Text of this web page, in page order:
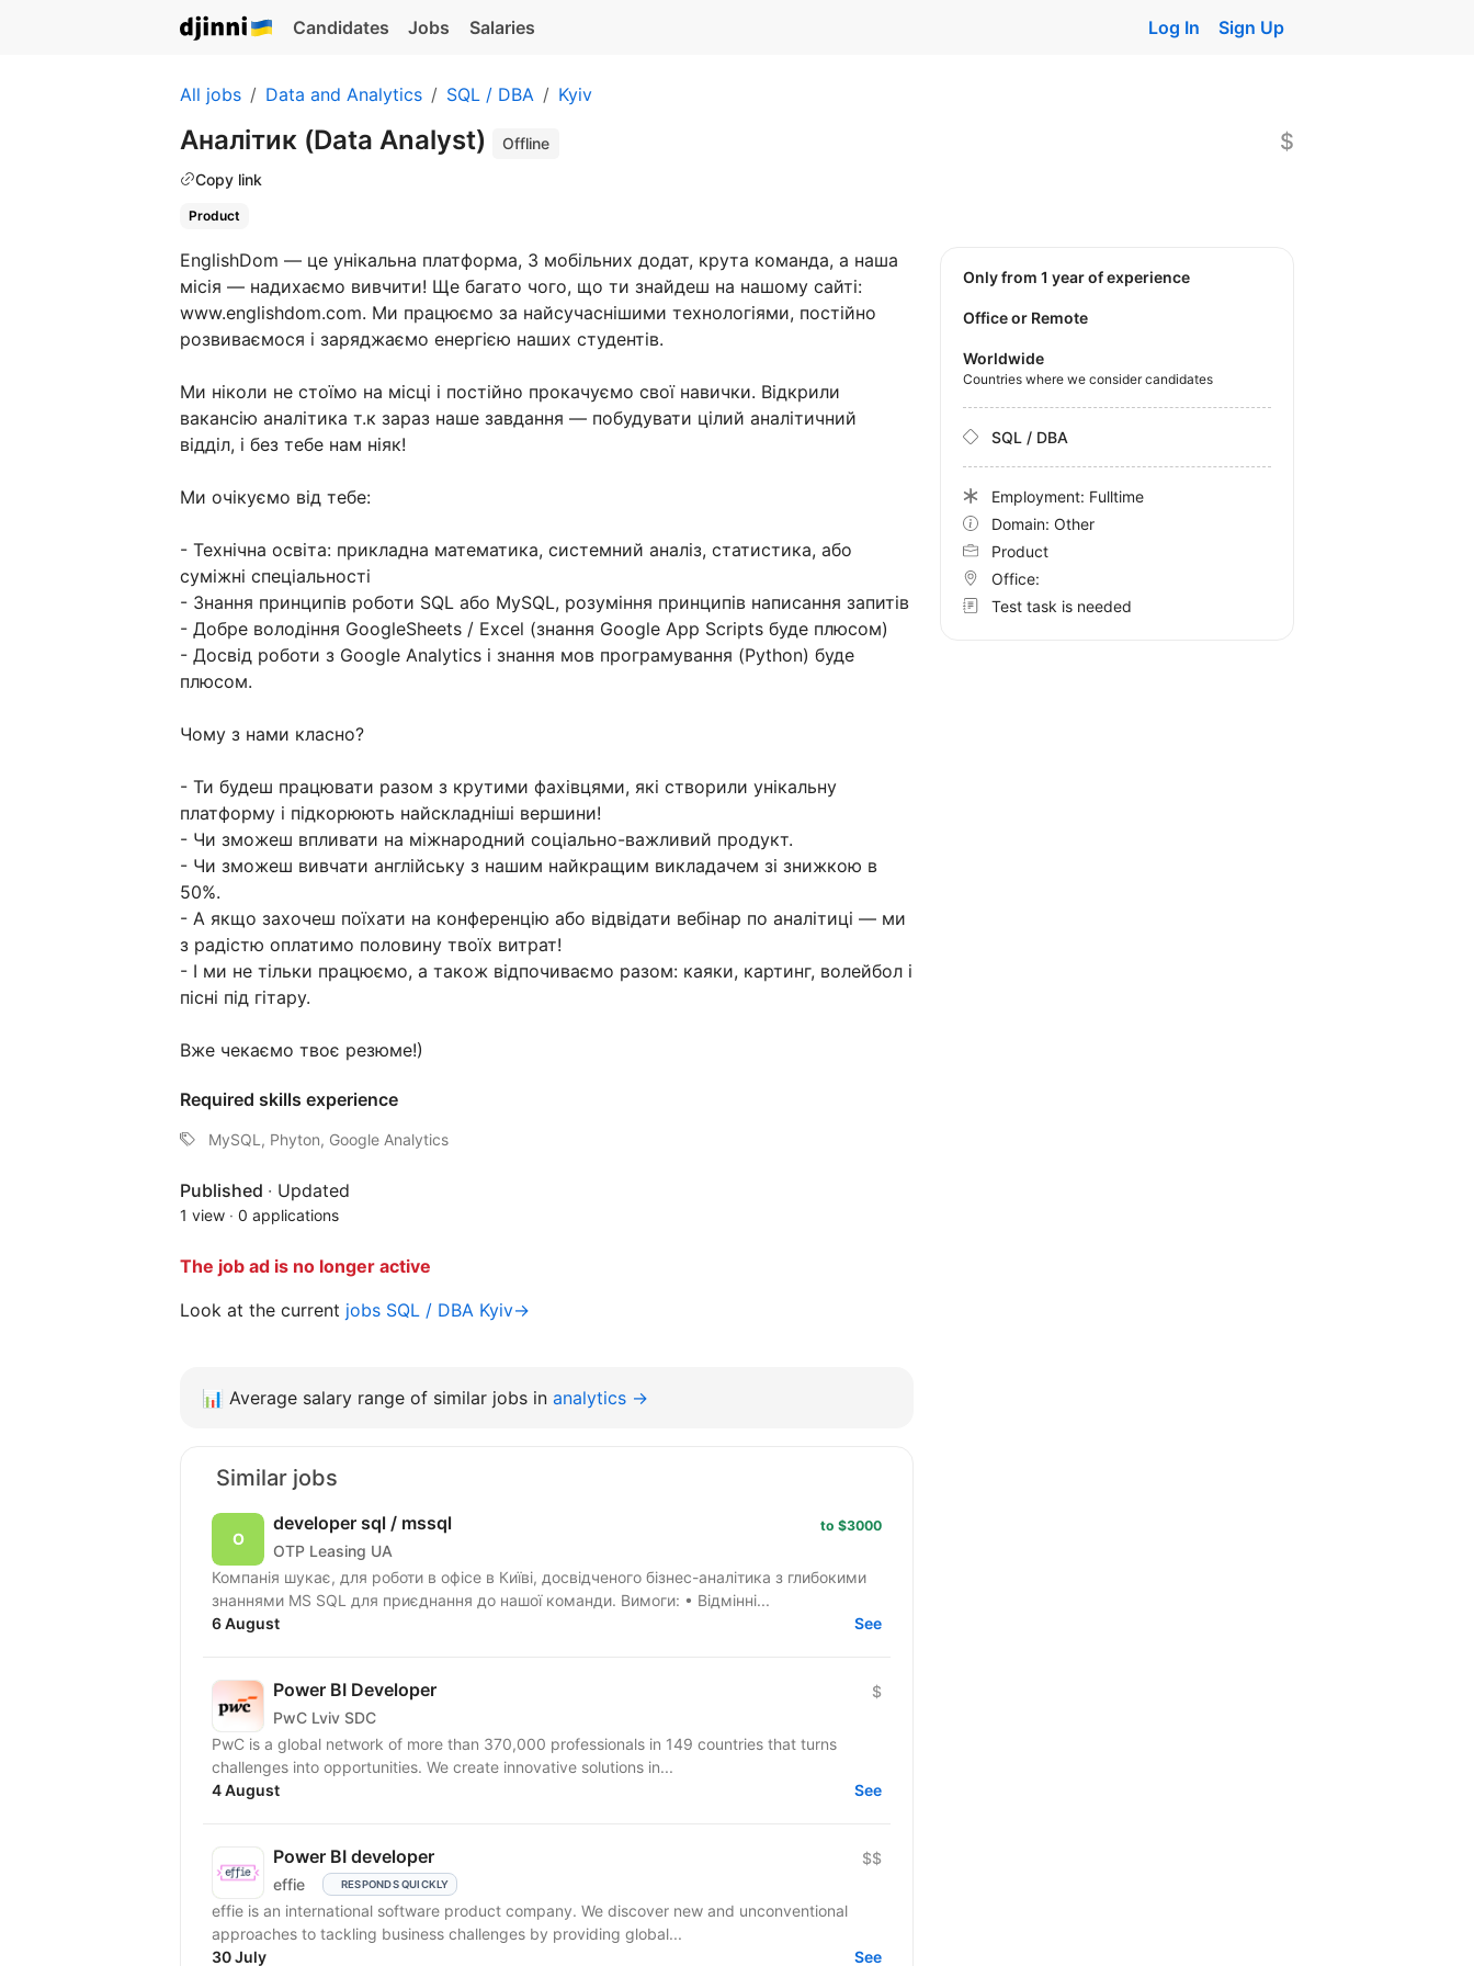
Candidates Jobs Salaries Log In Sign Up
All jobs Data and Analytics SQL / DBA Kyiv
Аналітик (Data Analyst)
Offline
Copy link
$
Product
EnglishDom — це унікальна платформа, 3 мобільних додат, крута команда, а наша
місія — надихаємо вивчити! Ще багато чого, що ти знайдеш на нашому сайті:
www.englishdom.com. Ми працюємо за найсучаснішими технологіями, постійно
розвиваємося і заряджаємо енергією наших студентів.
Ми ніколи не стоїмо на місці і постійно прокачуємо свої навички. Відкрили
вакансію аналітика т.к зараз наше завдання — побудувати цілий аналітичний
відділ, і без тебе нам ніяк!
Ми очікуємо від тебе:
- Технічна освіта: прикладна математика, системний аналіз, статистика, або
суміжні спеціальності
- Знання принципів роботи SQL або MySQL, розуміння принципів написання запитів
- Добре володіння GoogleSheets / Excel (знання Google App Scripts буде плюсом)
- Досвід роботи з Google Analytics і знання мов програмування (Python) буде
плюсом.
Чому з нами класно?
- Ти будеш працювати разом з крутими фахівцями, які створили унікальну
платформу і підкорюють найскладніші вершини!
- Чи зможеш впливати на міжнародний соціально-важливий продукт.
- Чи зможеш вивчати англійську з нашим найкращим викладачем зі знижкою в
50%.
- А якщо захочеш поїхати на конференцію або відвідати вебінар по аналітиці — ми
з радістю оплатимо половину твоїх витрат!
- І ми не тільки працюємо, а також відпочиваємо разом: каяки, картинг, волейбол і
пісні під гітару.
Вже чекаємо твоє резюме!)
Required skills experience
MySQL, Phyton, Google Analytics
Published · Updated
1 view · 0 applications
The job ad is no longer active
Look at the current jobs SQL / DBA Kyiv→
Only from 1 year of experience
Office or Remote
Worldwide
Countries where we consider candidates
SQL / DBA
Employment: Fulltime
Domain: Other
Product
Office:
Test task is needed
📊 Average salary range of similar jobs in analytics →
Similar jobs
developer sql / mssql
OTP Leasing UA
to $3000
Компанія шукає, для роботи в офісе в Київі, досвідченого бізнес-аналітика з глибокими
знаннями MS SQL для приєднання до нашої команди. Вимоги: • Відмінні...
6 August
See
Power BI Developer
PwC Lviv SDC
$
PwC is a global network of more than 370,000 professionals in 149 countries that turns
challenges into opportunities. We create innovative solutions in...
4 August
See
Power BI developer
effie RESPONDS QUICKLY
$$
effie is an international software product company. We discover new and unconventional
approaches to tackling business challenges by providing global...
30 July
See